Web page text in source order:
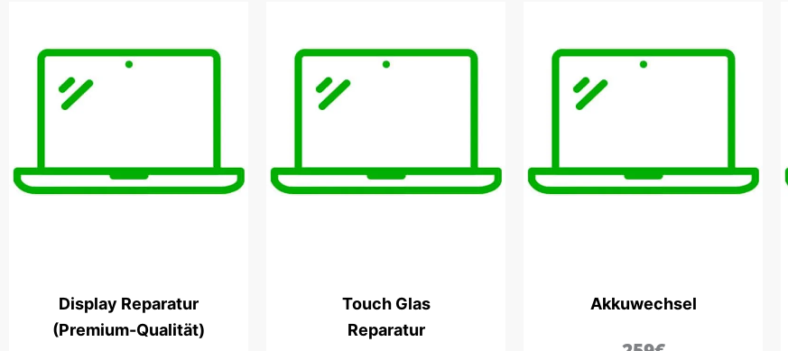
Display Reparatur
(Premium-Qualität)
Touch Glas
Reparatur
Akkuwechsel